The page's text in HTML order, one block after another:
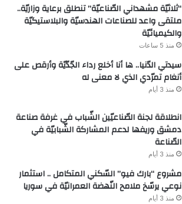
“ثلاثيّة مشهداني الصّناعيّة” تنطلق برعاية وزاريّة..
ملتقى واعد للصناعات الهندسيّة والبلاستيكيّة
والكيميائيّة
منذ 5 ساعات
سيدتي الدّنيا.. ها أنا أخلع رداء الجّدّيّة وأرقص على
أنغام تمرّدي الذي لا معنى له
منذ 3 أيام
انطلاقة لجنة الصّناعيّين الشّباب في غرفة صناعة
دمشق وريفها لدعم المشاركة الشّبابيّة في
الصّناعة
منذ 3 أيام
مشروع “بارك فيو” السّكني المتكامل .. استثمار
نوعي يرسّخ ملامح النّهضة العمرانيّة في سوريا
منذ 3 أيام